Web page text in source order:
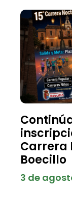
Carrera
Boecillo
3 de